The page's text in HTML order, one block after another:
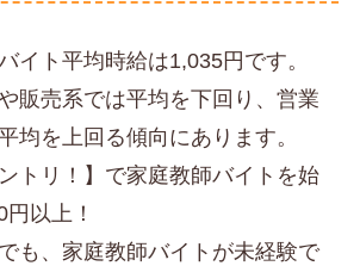
イト平均時給は1,035円です。
販売系では平均を下回り、営業
均を上回る傾向にあります。
トリ！】で家庭教師バイトを始
以上！
も、家庭教師バイトが未経験で